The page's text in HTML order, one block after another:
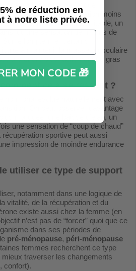
se traduire par une fatigue
motivation, une récupération moins
libido, une humeur plus irritable, un
qu’une sensation de “moins de
le long terme, certains
à maintenir la masse musculaire
à prendre plus facilement du gras
cela se ressent ?
hormonal évolue naturellement avec
On peut observer davantage
marquée, une baisse d’élan, un
une sensation de “coup de chaud”
récupération sportive peut aussi
impression de moindre endurance
utiliser ce type de support
notamment dans une logique de
vitalité, de la récupération et du
existe aussi chez la femme (en
n’est pas de “forcer” quoi que ce
dans ses périodes de
pré-ménopause, péri-ménopause
femmes recherchent ce type
mieux traverser les changements
confort).
de réduction en
à notre liste privée.
MON CODE 🎁